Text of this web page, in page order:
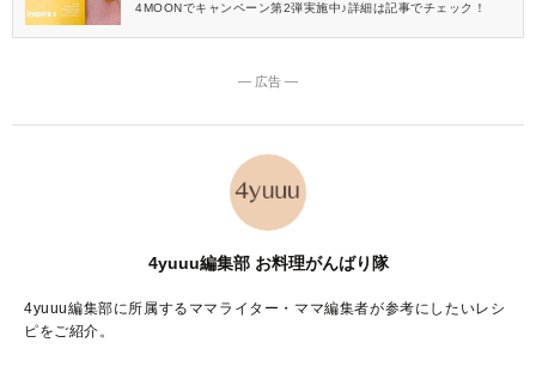
4MOONでキャンペーン第2弾実施中♪詳細は記事でチェック！
― 広告 ―
4yuuu編集部 お料理がんばり隊
4yuuu編集部に所属するママライター・ママ編集者が参考にしたいレシ
ピをご紹介。